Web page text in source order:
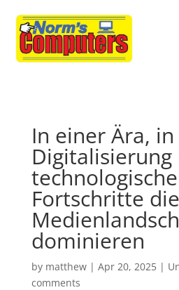
In einer Ära,
Digitalisierung
technologische
Fortschritte die
dominieren
by matthew| Apr 20, 2025|
comments